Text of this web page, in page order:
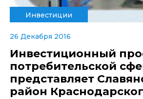
Инвестиции
26 Декабря 2016
Инвестиционный
потребительской
представляет
район